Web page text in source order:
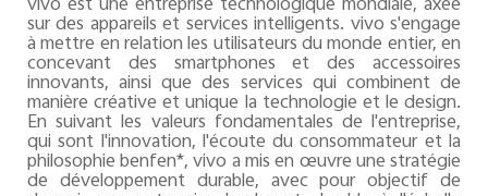
sur des appareils et services intelligents. vivo s'engage
à mettre en relation les utilisateurs du monde entier, en
concevant des smartphones et des accessoires
innovants, ainsi que des services qui combinent de
manière créative et unique la technologie et le design.
En suivant les valeurs fondamentales de l'entreprise,
qui sont l'innovation, l'écoute du consommateur et la
philosophie benfen*, vivo a mis en œuvre une stratégie
de développement durable, avec pour objectif de